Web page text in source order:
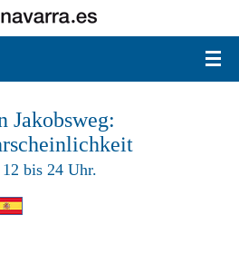
Jakobsweg:
bis 24 Uhr.